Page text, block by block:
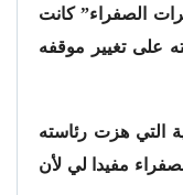
الصفراء” كانت
على تغيير موقفه
التي هزت رئاسته
مفيدا لي لأن